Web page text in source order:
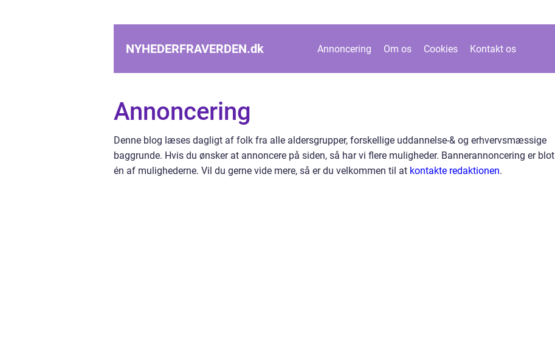
NYHEDERFRAVERDEN.dk Annoncering Om os Cookies Kontakt os
Annoncering
Denne blog læses dagligt af folk fra alle aldersgrupper, forskellige uddannelse-& og erhvervsmæssige
baggrunde. Hvis du ønsker at annoncere på siden, så har vi flere muligheder. Bannerannoncering er blot
én af mulighederne. Vil du gerne vide mere, så er du velkommen til at kontakte redaktionen.